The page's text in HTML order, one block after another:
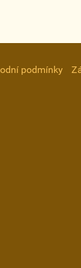
podmínky